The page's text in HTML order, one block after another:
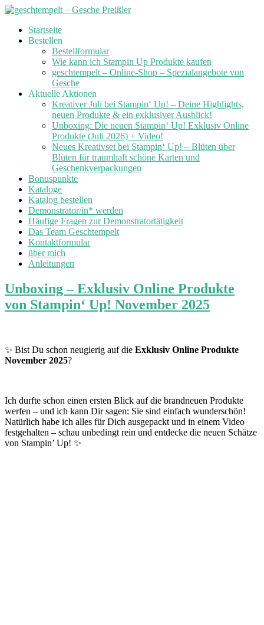
Skip
Startseite
Bestellen
Bestellformular
Wie kann ich Stampin Up Produkte kaufen
geschtempelt – Online-Shop – Spezialangebote von
Gesche
Aktuelle Aktionen
Kreativer Juli bei Stampin‘ Up! – Deine Highlights,
neuen Produkte & ein exklusiver Ausblick!
Unboxing: Die neuen Stampin‘ Up! Exklusiv Online
Produkte (Juli 2026) + Video!
Neues Kreativset bei Stampin‘ Up! – Blüten über
Blüten für traumhaft schöne Karten und
Geschenkverpackungen
Bonuspunkte
Kataloge
Katalog bestellen
Demonstrator/in* werden
Häufige Fragen zur Demonstratortätigkeit
Das Team Geschtempelt
Kontaktformular
über mich
Anleitungen
Unboxing – Exklusiv Online Produkte
von Stampin‘ Up! November 2025
✨ Bist Du schon neugierig auf die Exklusiv Online Produkte
November 2025?
Ich durfte schon einen ersten Blick auf die brandneuen Produkte
werfen – und ich kann Dir sagen: Sie sind einfach wunderschön!
Natürlich habe ich alles für Dich ausgepackt und in einem Video
festgehalten – schau unbedingt rein und entdecke die neuen Schätze
von Stampin’ Up! ✨